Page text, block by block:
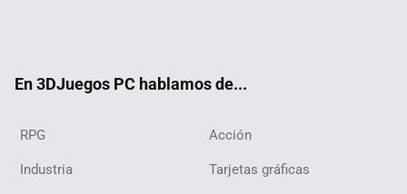
En 3DJuegos PC hablamos de...
RPG Acción
Industria Tarjetas gráficas